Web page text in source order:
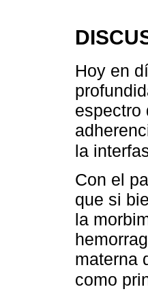
Hoy en
espectro
la
Con el
que si
la
materna
como